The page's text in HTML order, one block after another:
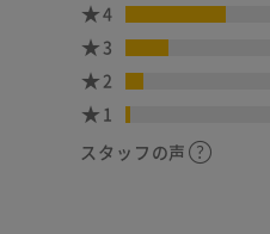
4
3
2
1
スタッフの声